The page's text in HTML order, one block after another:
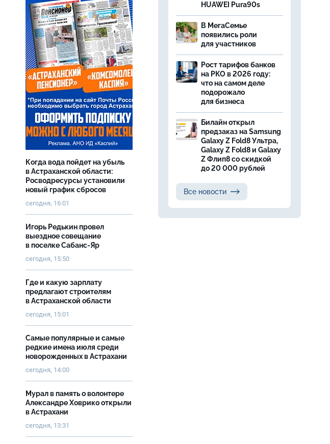
Когда вода пойдет на убыль
в Астраханской области:
Росводресурсы установили
новый график сбросов
сегодня, 16:01
Игорь Редькин провел
выездное совещание
в поселке Сабанс-Яр
сегодня, 15:50
Где и какую зарплату
предлагают строителям
в Астраханской области
сегодня, 15:01
Самые популярные и самые
редкие имена июля среди
новорожденных в Астрахани
сегодня, 14:00
Мурал в память о волонтере
Александре Ховрико открыли
в Астрахани
сегодня, 13:31
HUAWEI Pura90s
В МегаСемье
появились роли
для участников
Рост тарифов банков
на РКО в 2026 году:
что на самом деле
подорожало
для бизнеса
Билайн открыл
предзаказ на Samsung
Galaxy Z Fold8 Ультра,
Galaxy Z Fold8 и Galaxy
Z Флип8 со скидкой
до 20 000 рублей
Все новости